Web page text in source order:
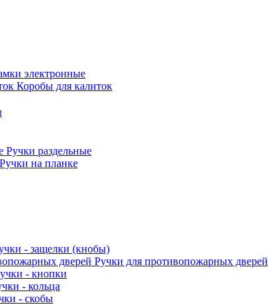
электронные
Коробы для калиток
Ручки раздельные
Ручки на планке
- защелки (кнобы)
Ручки для противопожарных дверей
- кнопки
- кольца
- скобы